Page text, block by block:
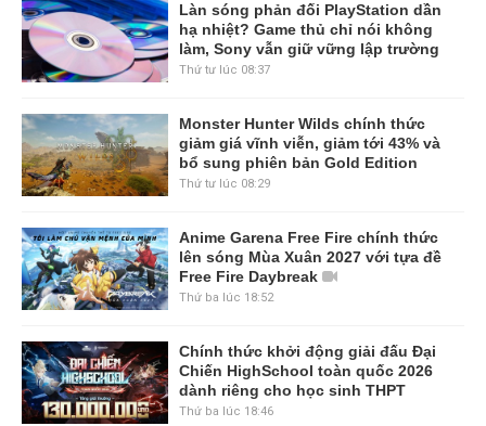
Làn sóng phản đối PlayStation dần
hạ nhiệt? Game thủ chỉ nói không
làm, Sony vẫn giữ vững lập trường
Thứ tư lúc 08:37
Monster Hunter Wilds chính thức
giảm giá vĩnh viễn, giảm tới 43% và
bổ sung phiên bản Gold Edition
Thứ tư lúc 08:29
Anime Garena Free Fire chính thức
lên sóng Mùa Xuân 2027 với tựa đề
Free Fire Daybreak
Thứ ba lúc 18:52
Chính thức khởi động giải đấu Đại
Chiến HighSchool toàn quốc 2026
dành riêng cho học sinh THPT
Thứ ba lúc 18:46